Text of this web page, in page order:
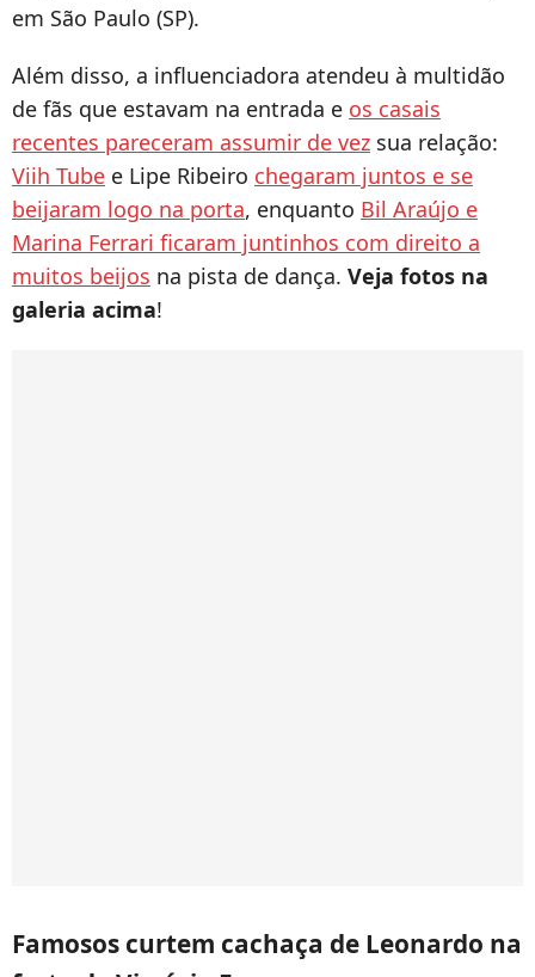
em São Paulo (SP).
Além disso, a influenciadora atendeu à multidão
de fãs que estavam na entrada e os casais
recentes pareceram assumir de vez sua relação:
Viih Tube e Lipe Ribeiro chegaram juntos e se
beijaram logo na porta, enquanto Bil Araújo e
Marina Ferrari ficaram juntinhos com direito a
muitos beijos na pista de dança. Veja fotos na
galeria acima!
Famosos curtem cachaça de Leonardo na